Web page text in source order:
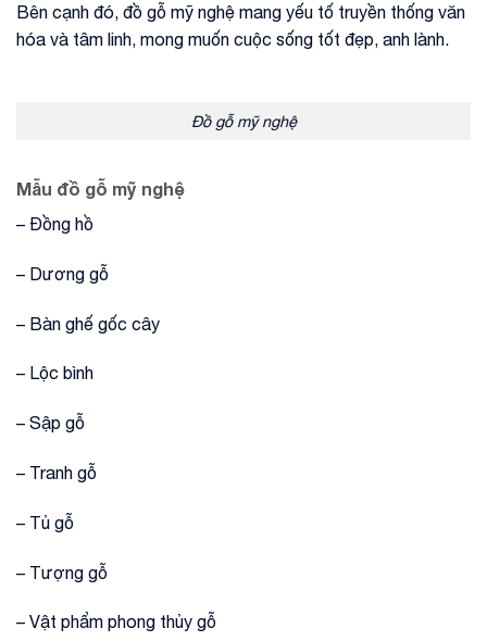
Bên cạnh đó, đồ gỗ mỹ nghệ mang yếu tố truyền thống văn
hóa và tâm linh, mong muốn cuộc sống tốt đẹp, anh lành.
Đồ gỗ mỹ nghệ
Mẫu đồ gỗ mỹ nghệ
– Đồng hồ
– Dương gỗ
– Bàn ghế gốc cây
– Lộc bình
– Sập gỗ
– Tranh gỗ
– Tủ gỗ
– Tượng gỗ
– Vật phẩm phong thủy gỗ